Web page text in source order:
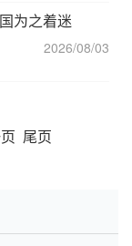
为之着迷
2026/08/03
尾页